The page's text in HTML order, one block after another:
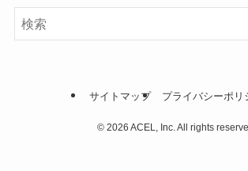
サイトマップ プライバシーポリ
© 2026 ACEL, Inc. All rights